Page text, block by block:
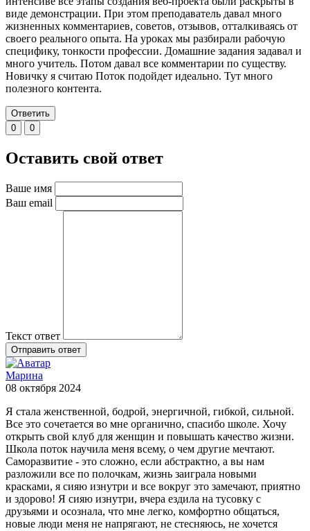
виде демонстрации. При этом преподаватель давал много
жизненных комментариев, советов, отзывов, отталкиваясь от
своего реального опыта. На уроках мы разбирали рабочую
специфику, тонкости профессии. Домашние задания задавал и
много учитель. Потом давал все комментарии по существу.
Новичку я считаю Поток подойдет идеально. Тут много
полезного контента.
Ответить
0
0
Оставить свой ответ
Ваше имя
Ваш email
Текст ответ
Отправить ответ
Марина
08 октября 2024
Я стала женственной, бодрой, энергичной, гибкой, сильной.
Все это сочетается во мне органично, спасибо школе. Хочу
открыть свой клуб для женщин и повышать качество жизни.
Школа поток научила меня всему, о чем другие мечтают.
Саморазвитие - это сложно, если абстрактно, а вы нам
разложили все по полочкам, жизнь заиграла новыми
красками, я сияю изнутри и все вокруг это замечают, приятно
и здорово! Я сияю изнутри, вчера ездила на тусовку с
друзьями и осознала, что мне легко, комфортно общаться,
новые люди меня не напрягают, не стесняюсь, не хочется